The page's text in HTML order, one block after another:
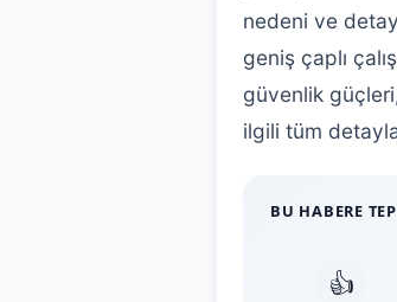
nedeni ve
geniş çaplı
güvenlik
ilgili tüm
BU HABERE
👍